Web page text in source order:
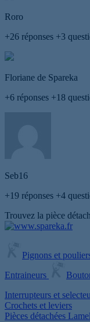
Roro
+26 réponses +3
Floriane de Spareka
+6 réponses +18
Seb16
+19 réponses +4
Trouvez la pièce
Pignons et
Entraineurs
Interrupteurs et
Crochets et leviers
Pièces détachées